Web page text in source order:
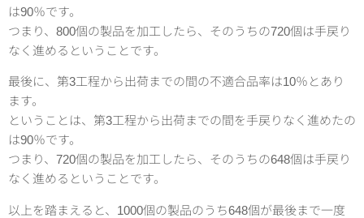
は90％です。
つまり、800個の製品を加工したら、そのうちの720個は手戻り
なく進めるということです。
最後に、第3工程から出荷までの間の不適合品率は10％とあり
ます。
ということは、第3工程から出荷までの間を手戻りなく進めたの
は90％です。
つまり、720個の製品を加工したら、そのうちの648個は手戻り
なく進めるということです。
以上を踏まえると、1000個の製品のうち648個が最後まで一度